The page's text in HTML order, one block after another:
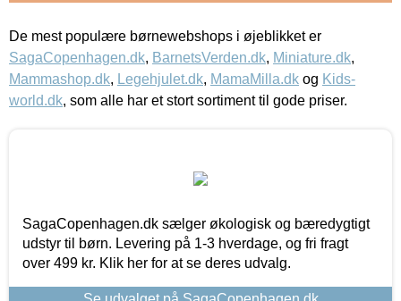
De mest populære børnewebshops i øjeblikket er
SagaCopenhagen.dk, BarnetsVerden.dk, Miniature.dk,
Mammashop.dk, Legehjulet.dk, MamaMilla.dk og Kids-
world.dk, som alle har et stort sortiment til gode priser.
SagaCopenhagen.dk sælger økologisk og bæredygtigt
udstyr til børn. Levering på 1-3 hverdage, og fri fragt
over 499 kr. Klik her for at se deres udvalg.